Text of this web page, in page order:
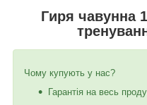
Гиря чавунна
Чому купують у нас?
Гарантія на весь